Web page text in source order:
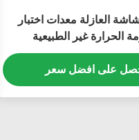
العازلة معدات اختبار
الحرارة غير الطبيعية
على افضل سعر